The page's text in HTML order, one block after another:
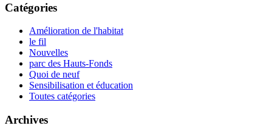
Catégories
Amélioration de l'habitat
le fil
Nouvelles
parc des Hauts-Fonds
Quoi de neuf
Sensibilisation et éducation
Toutes catégories
Archives